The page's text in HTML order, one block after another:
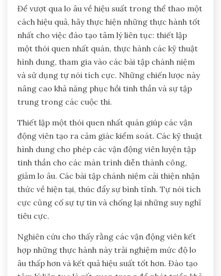
Để vượt qua lo âu về hiệu suất trong thể thao một
cách hiệu quả, hãy thực hiện những thực hành tốt
nhất cho việc đào tạo tâm lý liên tục: thiết lập
một thói quen nhất quán, thực hành các kỹ thuật
hình dung, tham gia vào các bài tập chánh niệm
và sử dụng tự nói tích cực. Những chiến lược này
nâng cao khả năng phục hồi tinh thần và sự tập
trung trong các cuộc thi.
Thiết lập một thói quen nhất quán giúp các vận
động viên tạo ra cảm giác kiểm soát. Các kỹ thuật
hình dung cho phép các vận động viên luyện tập
tinh thần cho các màn trình diễn thành công,
giảm lo âu. Các bài tập chánh niệm cải thiện nhận
thức về hiện tại, thúc đẩy sự bình tĩnh. Tự nói tích
cực củng cố sự tự tin và chống lại những suy nghĩ
tiêu cực.
Nghiên cứu cho thấy rằng các vận động viên kết
hợp những thực hành này trải nghiệm mức độ lo
âu thấp hơn và kết quả hiệu suất tốt hơn. Đào tạo